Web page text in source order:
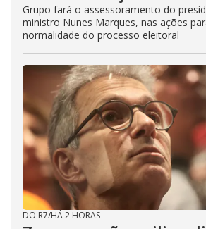
Grupo fará o assessoramento do
ministro Nunes Marques, nas ações
normalidade do processo eleitoral
DO R7/HÁ 2 HORAS